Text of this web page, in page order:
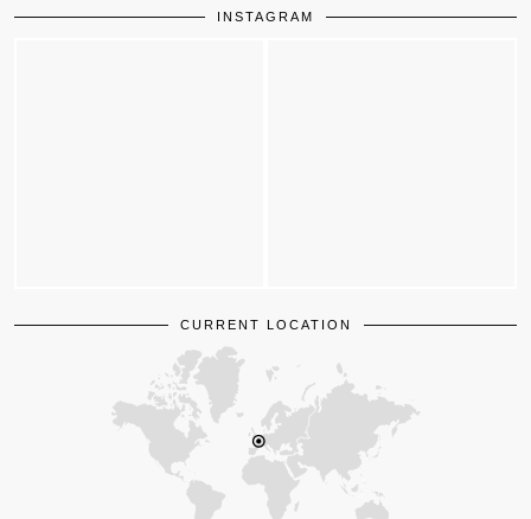
INSTAGRAM
CURRENT LOCATION